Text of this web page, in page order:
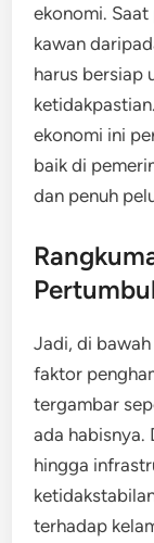
ekonomi.
kawan
harus bersiap
ekonomi ini
baik di
dan penuh
Jadi, di
faktor
tergambar
ada habisnya.
hingga
terhadap